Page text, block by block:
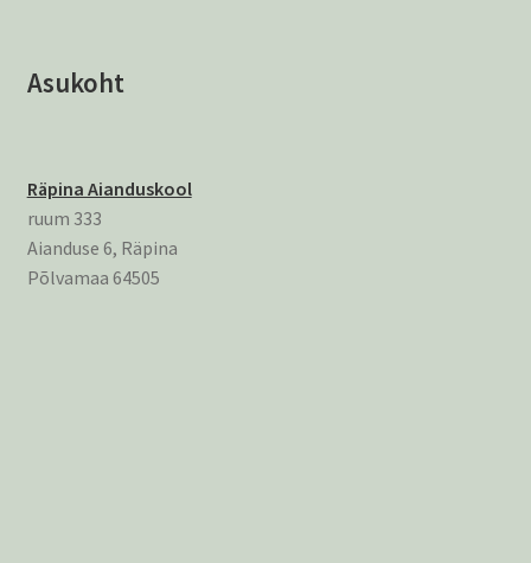
Asukoht
Räpina Aianduskool
ruum 333
Aianduse 6, Räpina
Põlvamaa 64505